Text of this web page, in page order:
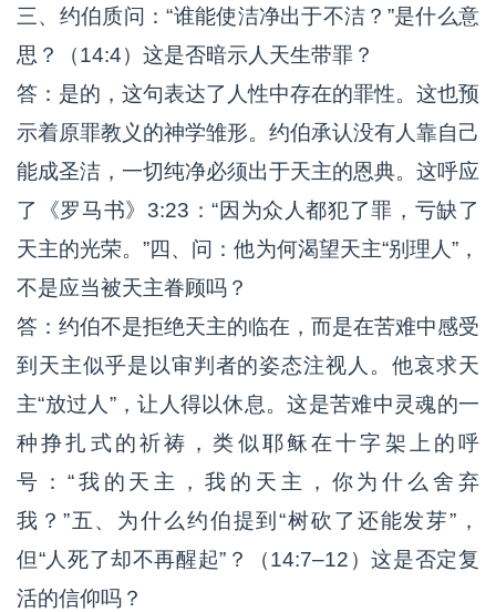
三、约伯质问：“谁能使洁净出于不洁？”是什么意
思？（14:4）这是否暗示人天生带罪？
答：是的，这句表达了人性中存在的罪性。这也预
示着原罪教义的神学雏形。约伯承认没有人靠自己
能成圣洁，一切纯净必须出于天主的恩典。这呼应
了《罗马书》3:23：“因为众人都犯了罪，亏缺了
天主的光荣。”四、问：他为何渴望天主“别理人”，
不是应当被天主眷顾吗？
答：约伯不是拒绝天主的临在，而是在苦难中感受
到天主似乎是以审判者的姿态注视人。他哀求天
主“放过人”，让人得以休息。这是苦难中灵魂的一
种挣扎式的祈祷，类似耶稣在十字架上的呼
号：“我的天主，我的天主，你为什么舍弃
我？”五、为什么约伯提到“树砍了还能发芽”，
但“人死了却不再醒起”？（14:7–12）这是否定复
活的信仰吗？